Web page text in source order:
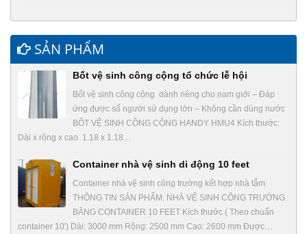
SẢN PHẨM
Bốt vệ sinh công cộng tổ chức lễ hội
Bốt vệ sinh công cộng dành riêng cho nam giới – Đáp
ứng được số người sử dụng lớn – Không cần dùng nước
BỐT VỆ SINH CÔNG CỘNG HANDY HMU4 Kích thước:
Dài x rộng x cao 1.18 x 1.18…
Container nhà vệ sinh di động 10 feet
Container nhà vệ sinh công trường kết hợp nhà tắm
THÔNG TIN SẢN PHẨM: NHÀ VỆ SINH CÔNG TRƯỜNG
BẰNG CONTAINER 10 FEET Kích thước ( Theo chuẩn
container 10′) Dài: 3000 mm Rộng: 2500 mm Cao: 2600 mm Được…